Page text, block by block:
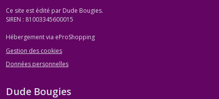
Ce site est édité par Dude Bougies.
SIREN : 81003345600015
Hébergement via eProShopping
Gestion des cookies
Données personnelles
Dude Bougies